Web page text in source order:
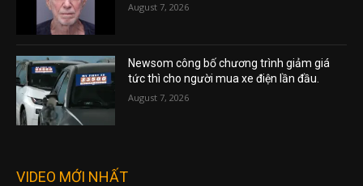
August 7, 2026
Newsom công bố chương trình giảm giá
tức thì cho người mua xe điện lần đầu.
August 7, 2026
VIDEO MỚI NHẤT